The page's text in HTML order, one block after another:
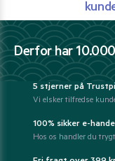
Derfor har
5 stjerner på
Vi elsker tilfredse
100% sikker e-
Hos os handler du